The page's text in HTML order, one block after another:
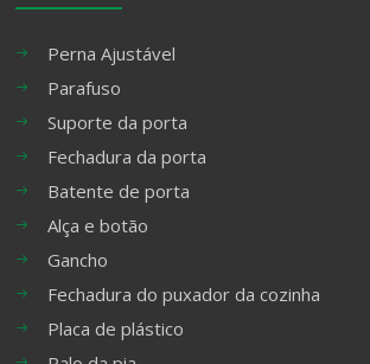
Perna Ajustável
Parafuso
Suporte da porta
Fechadura da porta
Batente de porta
Alça e botão
Gancho
Fechadura do puxador da cozinha
Placa de plástico